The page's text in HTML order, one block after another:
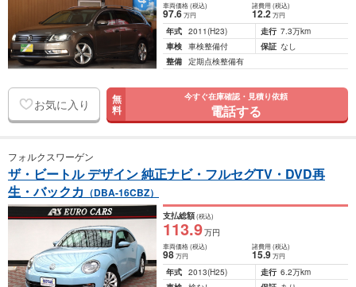
車両価格(税込)
97.6万円
諸費用 (税込)
12.2 万円
年式 2011(H23) 走行 7.3万km
車検 車検整備付 保証 なし
整備 定期点検整備有
お気に入り 無
料
今すぐ在庫確認・見積り依頼
電話する
フォルクスワーゲン
ザ・ビートル デザイン 純正ナビ・フルセグTV・DVD再
生・バックカ （DBA-16CBZ）
支払総額(税込)
113.9万円
車両価格(税込)
98万円
諸費用 (税込)
15.9 万円
年式 2013(H25) 走行 6.2万km